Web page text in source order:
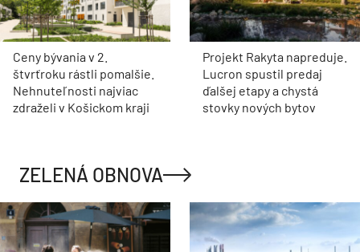
Ceny bývania v 2.
štvrťroku rástli pomalšie.
Nehnuteľnosti najviac
zdraželi v Košickom kraji
Projekt Rakyta napreduje.
Lucron spustil predaj
ďalšej etapy a chystá
stovky nových bytov
ZELENÁ OBNOVA